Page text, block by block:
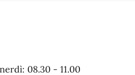
08.30 - 11.00